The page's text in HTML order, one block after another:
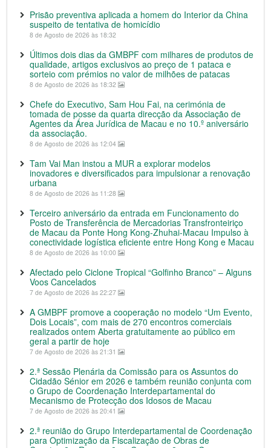
Prisão preventiva aplicada a homem do Interior da China
suspeito de tentativa de homicídio
8 de Agosto de 2026 às 18:32
Últimos dois dias da GMBPF com milhares de produtos de
qualidade, artigos exclusivos ao preço de 1 pataca e
sorteio com prémios no valor de milhões de patacas
8 de Agosto de 2026 às 18:32
Chefe do Executivo, Sam Hou Fai, na cerimónia de
tomada de posse da quarta direcção da Associação de
Agentes da Área Jurídica de Macau e no 10.º aniversário
da associação.
8 de Agosto de 2026 às 12:04
Tam Vai Man instou a MUR a explorar modelos
inovadores e diversificados para impulsionar a renovação
urbana
8 de Agosto de 2026 às 11:28
Terceiro aniversário da entrada em Funcionamento do
Posto de Transferência de Mercadorias Transfronteiriço
de Macau da Ponte Hong Kong-Zhuhai-Macau Impulso à
conectividade logística eficiente entre Hong Kong e Macau
8 de Agosto de 2026 às 10:00
Afectado pelo Ciclone Tropical “Golfinho Branco” – Alguns
Voos Cancelados
7 de Agosto de 2026 às 22:27
A GMBPF promove a cooperação no modelo “Um Evento,
Dois Locais”, com mais de 270 encontros comerciais
realizados ontem Aberta gratuitamente ao público em
geral a partir de hoje
7 de Agosto de 2026 às 21:31
2.ª Sessão Plenária da Comissão para os Assuntos do
Cidadão Sénior em 2026 e também reunião conjunta com
o Grupo de Coordenação Interdepartamental do
Mecanismo de Protecção dos Idosos de Macau
7 de Agosto de 2026 às 20:41
2.ª reunião do Grupo Interdepartamental de Coordenação
para Optimização da Fiscalização de Obras de